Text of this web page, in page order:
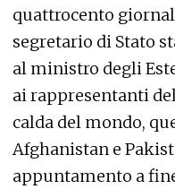
quattrocento
segretario di Stato
al ministro degli
ai rappresentanti
calda del mondo,
Afghanistan e
appuntamento a